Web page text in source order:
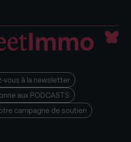
vous à la newsletter
aux PODCASTS
campagne de soutien